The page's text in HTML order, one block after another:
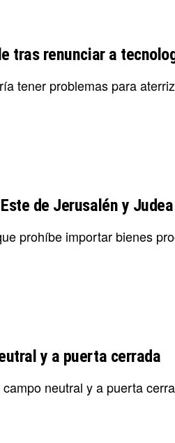
tras renunciar a
tener problemas para
de Jerusalén y
prohíbe importar bienes
y a puerta cerrada
neutral y a puerta